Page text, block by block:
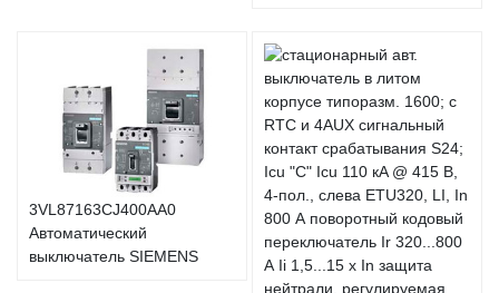
3VL87163CJ400AA0
Автоматический
выключатель SIEMENS